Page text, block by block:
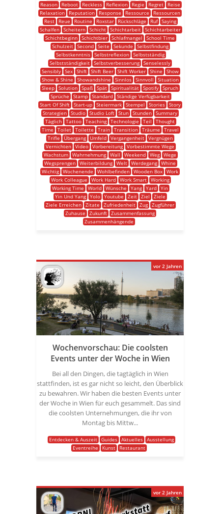
Reason
Reboot Reckless Reflexion Regie Regret
Reise
Relaxation
Reputation Response Ressource
Ressourcen
Rest
Reue Routine Roxstar Rückschläge Ruf
Saying
Schalfen
Scheitern Schicht Schichtarbeit
Schichtarbeiter
Schichtbeginn Schichtbier Schlafmangel
School Time
Schulzeit
Second Seite Sekunde
Selbstfindung
Selbstkenntnis
Selbstreflexion
Selbstständig
Selbstständigkeit Selbstverbesserung Senselessly
Sensibly
Sex Shift Shift Beer Shift Worker Shine
Show
Show & Shine
Showandshine Sinnlos Sinnvoll
Situation
Sleep Solution Spaß Spät Spiritualität Spotify Spruch
Sprüche
Stamp Standard
Ständige Verfügbarkeit
Start Of Shift
Start-up Steiermark Stempel Stories
Story
Strategien Studio Studio Loft Stun Stunden Summary
Täglich Tattoo Teaching Technologie Teil
Thought
Time
Toilet Toilette Train Transition Träume
Travel
Trifle
Übergang Umfeld Vergangenheit
Vergnügen
Vernichten Video Vorbereitung Vorbestimmte Wege
Wachstum Wahrnehmung Wall Weekend Weg Wege
Wegsprengen Weiterbildung Welt Werdegang Whine
Wichtig Wochenende Wohlbefinden Wooden Box Work
Work Colleague
Work Hard Work Smart
Working
Working Time
World Wünsche Yang Yard Yin
Yin Und Yang
Yolo Youtube Zeit Ziel
Ziele
Ziele Erreichen Zitate Zufriedenheit Zug Zugführer
Zuhause
Zukunft Zusammenfassung
Zusammenhängende
Wochenvorschau: Die coolsten
Events unter der Woche in Wien
Bei all den Dingen, die tagtäglich in Wien
stattfinden, ist es gar nicht so leicht, den Überblick
zu bewahren. Wir haben die besten Events unter
der Woche in Wien für euch gesammelt. Das sind
die coolsten Unternehmungen, die ihr von
Montag bis Mittw...
Entdecken & Auszeit Guides Aktuelles
Ausstellung
Eventreihe
Kunst Restaurant
vor 2 Jahren
vor 2 Jahren